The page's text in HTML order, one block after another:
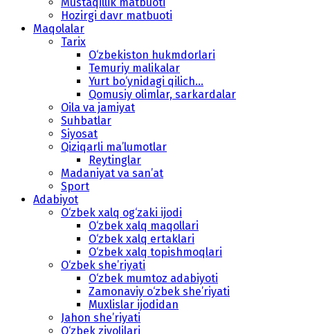
Hozirgi davr matbuoti
Maqolalar
Tarix
O‘zbekiston hukmdorlari
Temuriy malikalar
Yurt bo‘ynidagi qilich...
Qomusiy olimlar, sarkardalar
Oila va jamiyat
Suhbatlar
Siyosat
Qiziqarli ma’lumotlar
Reytinglar
Madaniyat va san’at
Sport
Adabiyot
O‘zbek xalq og‘zaki ijodi
O‘zbek xalq maqollari
O‘zbek xalq ertaklari
O‘zbek xalq topishmoqlari
O‘zbek she’riyati
O‘zbek mumtoz adabiyoti
Zamonaviy o‘zbek she’riyati
Muxlislar ijodidan
Jahon she’riyati
O‘zbek ziyolilari